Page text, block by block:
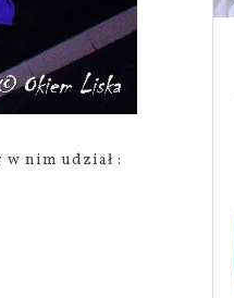
w nim udział :